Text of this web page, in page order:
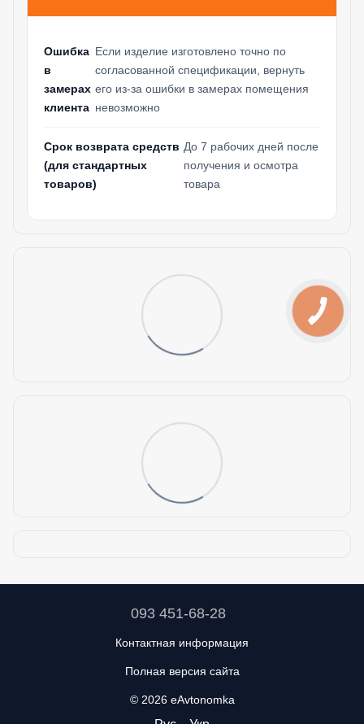
Ошибка
в
замерах
клиента
Если изделие изготовлено точно по
согласованной спецификации, вернуть
его из-за ошибки в замерах помещения
невозможно
Срок возврата средств
(для стандартных
товаров)
До 7 рабочих дней после
получения и осмотра
товара
093 451-68-28
Контактная информация
Полная версия сайта
© 2026 eAvtonomka